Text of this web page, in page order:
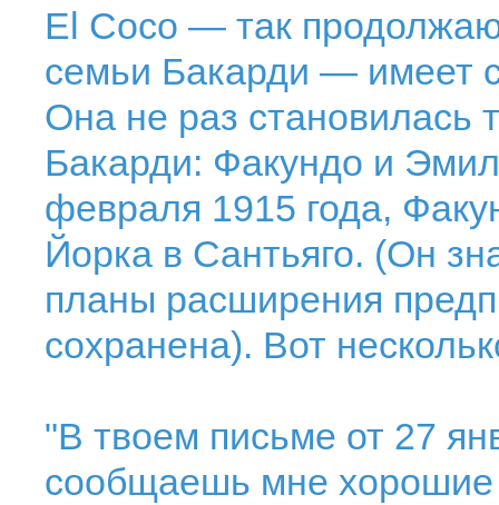
El Coco — так
семьи Бакарди — имеет
Она не раз становилась
Бакарди: Факундо и
февраля 1915 года,
Йорка в Сантьяго. (Он
планы расширения
сохранена). Вот
"В твоем письме от 27
сообщаешь мне хорошие